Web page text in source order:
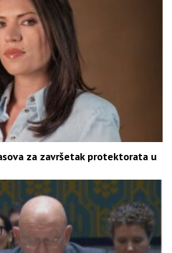
za završetak protektorata u